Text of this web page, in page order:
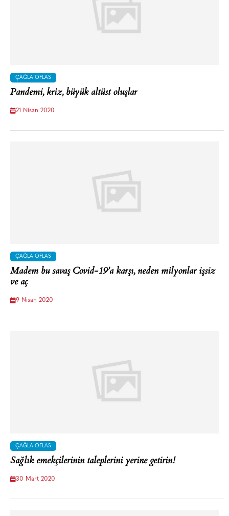
ÇAĞLA OFLAS
Pandemi, kriz, büyük altüst oluşlar
21 Nisan 2020
ÇAĞLA OFLAS
Madem bu savaş Covid-19’a karşı, neden milyonlar işsiz
ve aç
9 Nisan 2020
ÇAĞLA OFLAS
Sağlık emekçilerinin taleplerini yerine getirin!
30 Mart 2020